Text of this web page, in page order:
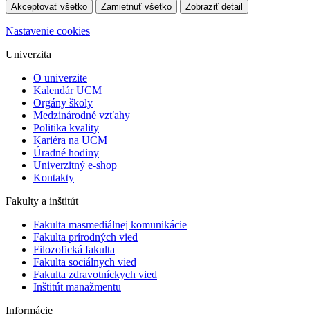
Akceptovať všetko Zamietnuť všetko Zobraziť detail
Nastavenie cookies
Univerzita
O univerzite
Kalendár UCM
Orgány školy
Medzinárodné vzťahy
Politika kvality
Kariéra na UCM
Úradné hodiny
Univerzitný e-shop
Kontakty
Fakulty a inštitút
Fakulta masmediálnej komunikácie
Fakulta prírodných vied
Filozofická fakulta
Fakulta ​sociálnych vied
Fakulta zdravotníckych vied
Inštitút manažmentu
Informácie